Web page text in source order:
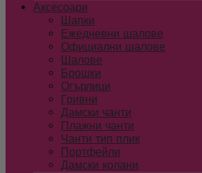
Аксесоари
Шапки
Ежедневни шалове
Официални шалове
Шалове
Брошки
Огърлици
Гривни
Дамски чанти
Плажни чанти
Чанти тип плик
Портфейли
Дамски колани